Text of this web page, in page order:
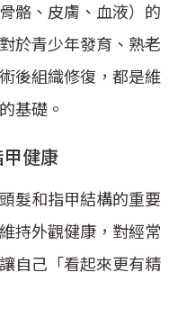
骼、皮膚、血液）的
於青少年發育、熟老
後組織修復，都是維
基礎。
健康
髮和指甲結構的重要
持外觀健康，對經常
自己「看起來更有精